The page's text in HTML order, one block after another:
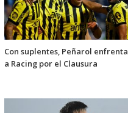
Con suplentes, Peñarol enfrenta
a Racing por el Clausura